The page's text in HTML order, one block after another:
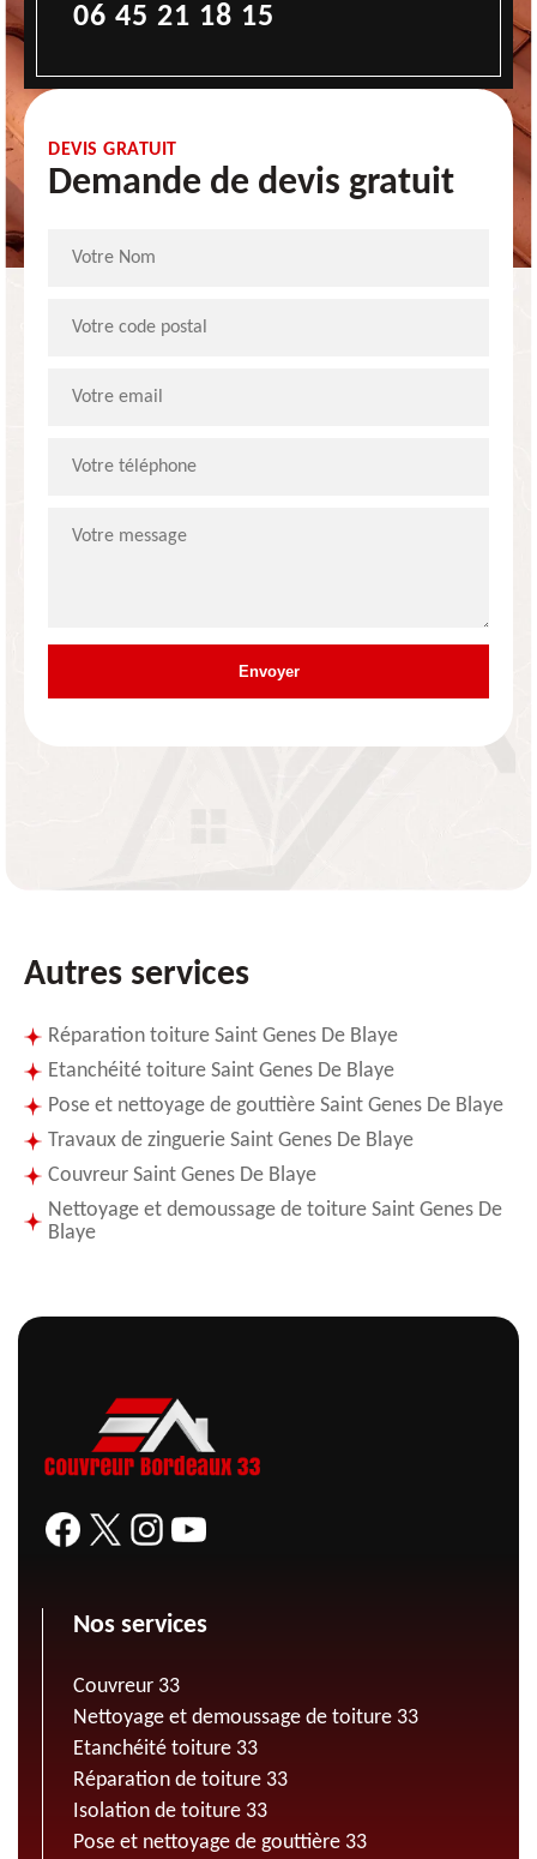
06 45 21 18 15
DEVIS GRATUIT
Demande de devis gratuit
Autres services
Réparation toiture Saint Genes De Blaye
Etanchéité toiture Saint Genes De Blaye
Pose et nettoyage de gouttière Saint Genes De Blaye
Travaux de zinguerie Saint Genes De Blaye
Couvreur Saint Genes De Blaye
Nettoyage et demoussage de toiture Saint Genes De
Blaye
Nos services
Couvreur 33
Nettoyage et demoussage de toiture 33
Etanchéité toiture 33
Réparation de toiture 33
Isolation de toiture 33
Pose et nettoyage de gouttière 33